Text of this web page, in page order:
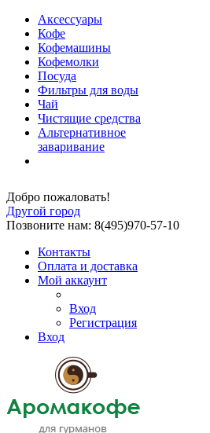
Аксессуары
Кофе
Кофемашины
Кофемолки
Посуда
Фильтры для воды
Чай
Чистящие средства
Альтернативное
заваривание
Добро пожаловать!
Другой город
Позвоните нам: 8(495)970-57-10
Контакты
Оплата и доставка
Мой аккаунт
Вход
Регистрация
Вход